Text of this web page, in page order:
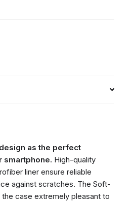
as the perfect
smartphone. High-quality
liner ensure reliable
against scratches. The Soft-
case extremely pleasant to